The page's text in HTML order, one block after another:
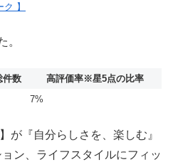
】
。
件数 高評価率※星5点の比率
7%
が『自分らしさを、楽しむ』
ン、ライフスタイルにフィッ